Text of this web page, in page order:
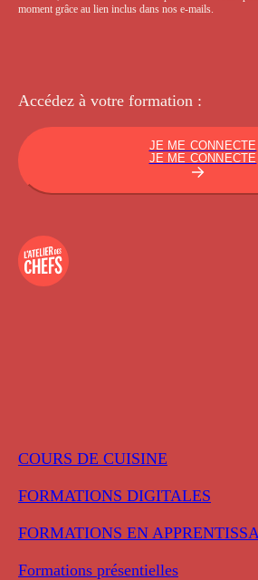
COURS DE CUISINE
FORMATIONS DIGITALES
FORMATIONS EN
Formations présentielles
moment grâce au lien inclus dans nos e-mails.
Accédez à votre formation :
JE ME CONNECTE
JE ME CONNECTE